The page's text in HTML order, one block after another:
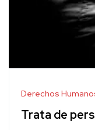
Derechos
Trata de